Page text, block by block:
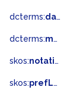
dcterms:dateSubmitted
dcterms:modified
skos:notation
skos:prefLabel